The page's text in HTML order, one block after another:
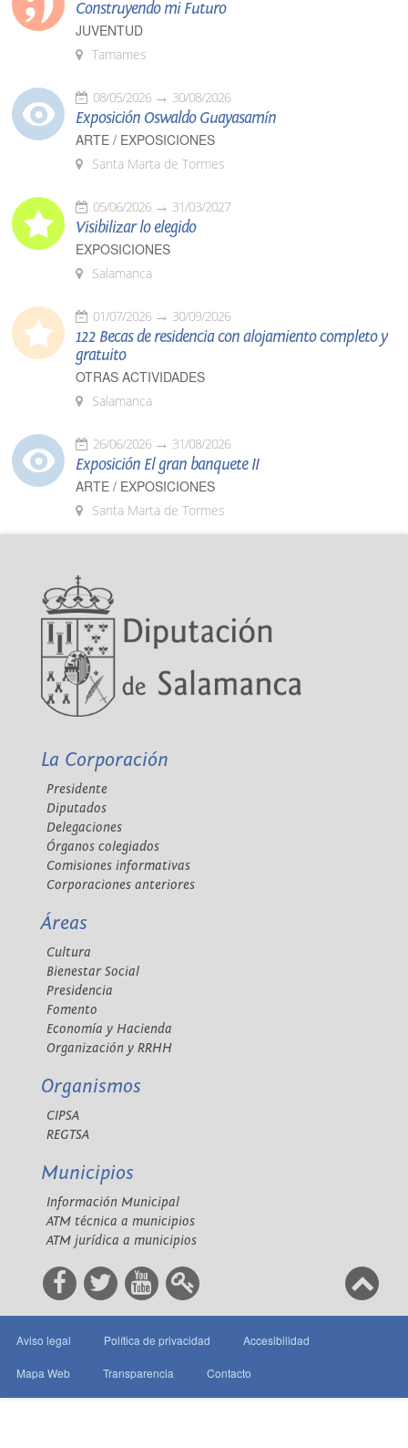
Construyendo mi Futuro
JUVENTUD
Tamames
08/05/2026 30/08/2026
Exposición Oswaldo Guayasamín
ARTE / EXPOSICIONES
Santa Marta de Tormes
05/06/2026 31/03/2027
Visibilizar lo elegido
EXPOSICIONES
Salamanca
01/07/2026 30/09/2026
122 Becas de residencia con alojamiento completo y
gratuito
OTRAS ACTIVIDADES
Salamanca
26/06/2026 31/08/2026
Exposición El gran banquete II
ARTE / EXPOSICIONES
Santa Marta de Tormes
La Corporación
Presidente
Diputados
Delegaciones
Órganos colegiados
Comisiones informativas
Corporaciones anteriores
Áreas
Cultura
Bienestar Social
Presidencia
Fomento
Economía y Hacienda
Organización y RRHH
Organismos
CIPSA
REGTSA
Municipios
Información Municipal
ATM técnica a municipios
ATM jurídica a municipios
Aviso legal Política de privacidad Accesibilidad
Mapa Web Transparencia Contacto